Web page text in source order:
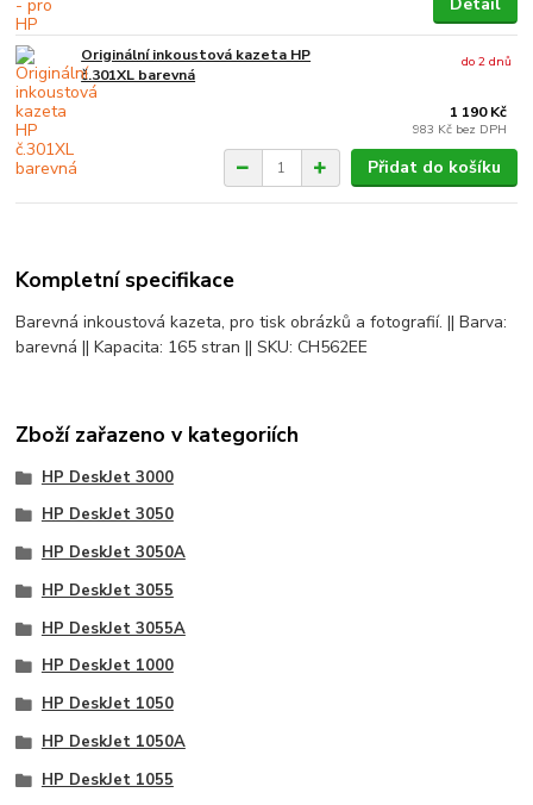
Originální inkoustová kazeta HP
č.301XL barevná
1 190 Kč
983 Kč bez DPH
do 2 dnů
Přidat do košíku
Kompletní specifikace
Barevná inkoustová kazeta, pro tisk obrázků a fotografií. || Barva:
barevná || Kapacita: 165 stran || SKU: CH562EE
Zboží zařazeno v kategoriích
HP DeskJet 3000
HP DeskJet 3050
HP DeskJet 3050A
HP DeskJet 3055
HP DeskJet 3055A
HP DeskJet 1000
HP DeskJet 1050
HP DeskJet 1050A
HP DeskJet 1055